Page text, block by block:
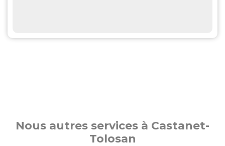
Nous autres services à Castanet-
Tolosan